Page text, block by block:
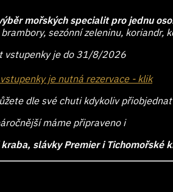
mořských specialit pro jednu
sezónní zeleninu, koriandr,
vstupenky je do 31/8/2026
je nutná rezervace - klik
dle své chuti kdykoliv
máme připraveno i
slávky Premier i Tichomořské